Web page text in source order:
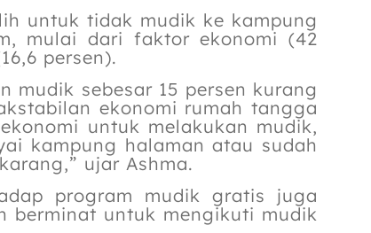
untuk tidak mudik ke kampung
mulai dari faktor ekonomi (42
persen).
mudik sebesar 15 persen kurang
ekonomi rumah tangga
untuk melakukan mudik,
kampung halaman atau sudah
ujar Ashma.
program mudik gratis juga
berminat untuk mengikuti mudik